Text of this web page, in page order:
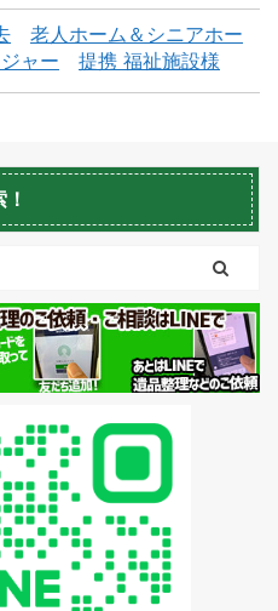
黒松内町不用品回収
老人ホーム＆シニアホー
ャー 提携 福祉施設様